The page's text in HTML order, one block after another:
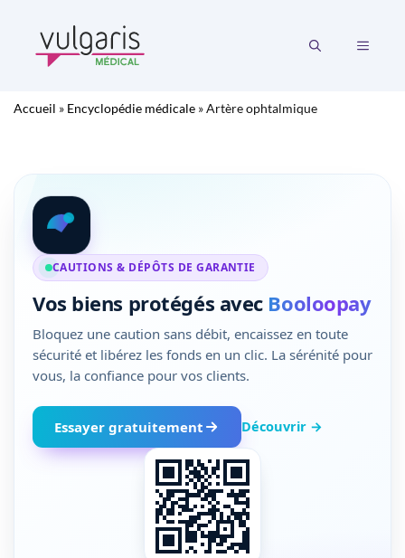
contenu
MENU
Accueil » Encyclopédie médicale »Artère ophtalmique
CAUTIONS & DÉPÔTS DE GARANTIE
Vos biens protégés avec Booloopay
Bloquez une caution sans débit, encaissez en toute
sécurité et libérez les fonds en un clic. La sérénité pour
vous, la confiance pour vos clients.
Essayer gratuitement Découvrir →